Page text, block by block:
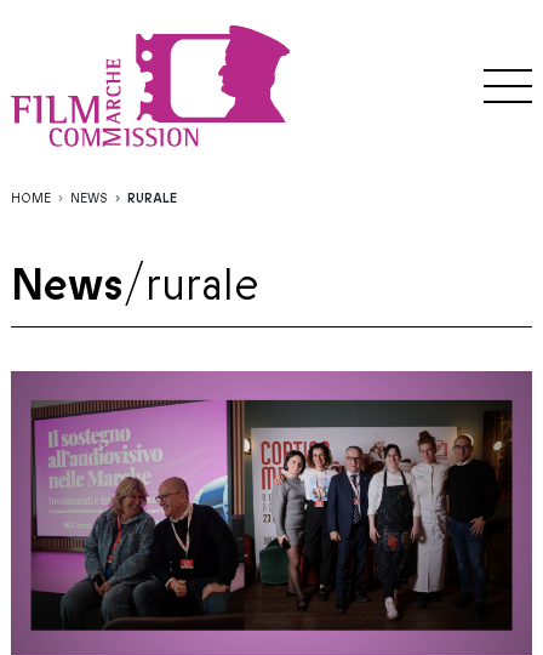
HOME NEWS RURALE
News/rurale